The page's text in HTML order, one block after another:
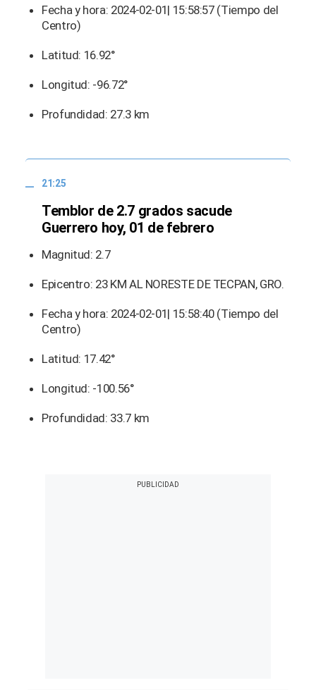
Fecha y hora: 2024-02-01| 15:58:57 (Tiempo del
Centro)
Latitud: 16.92°
Longitud: -96.72°
Profundidad: 27.3 km
21:25
Temblor de 2.7 grados sacude
Guerrero hoy, 01 de febrero
Magnitud: 2.7
Epicentro: 23 KM AL NORESTE DE TECPAN, GRO.
Fecha y hora: 2024-02-01| 15:58:40 (Tiempo del
Centro)
Latitud: 17.42°
Longitud: -100.56°
Profundidad: 33.7 km